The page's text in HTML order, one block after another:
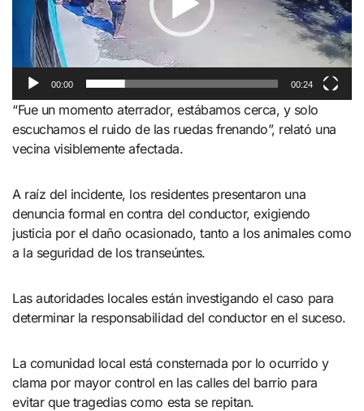
00:00 00:24
“Fue un momento aterrador, estábamos cerca, y solo
escuchamos el ruido de las ruedas frenando”, relató una
vecina visiblemente afectada.
A raíz del incidente, los residentes presentaron una
denuncia formal en contra del conductor, exigiendo
justicia por el daño ocasionado, tanto a los animales como
a la seguridad de los transeúntes.
Las autoridades locales están investigando el caso para
determinar la responsabilidad del conductor en el suceso.
La comunidad local está consternada por lo ocurrido y
clama por mayor control en las calles del barrio para
evitar que tragedias como esta se repitan.